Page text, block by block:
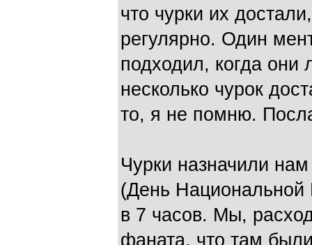
что чурки их
регулярно. Один
подходил, когда они
несколько чурок
то, я не помню.
Чурки назначили
(День
в 7 часов. Мы,
фаната, что там